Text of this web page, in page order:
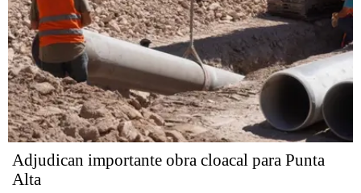
Adjudican importante obra cloacal para Punta
Alta